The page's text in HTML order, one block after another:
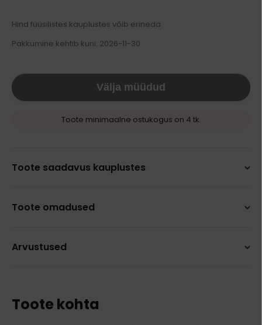
Hind füüsilistes kauplustes võib erineda.
Pakkumine kehtib kuni: 2026-11-30
Välja müüdud
Toote minimaalne ostukogus on 4 tk.
Toote saadavus kauplustes
Toote omadused
Arvustused
Toote kohta